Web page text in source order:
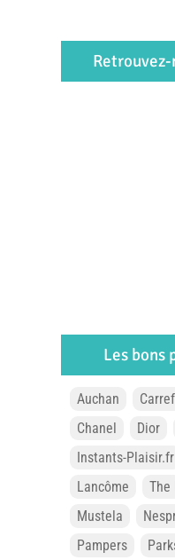
Les bons
Auchan
Chanel
Dior
Instants-Plaisir.fr
Lancôme
The
Mustela
Pampers